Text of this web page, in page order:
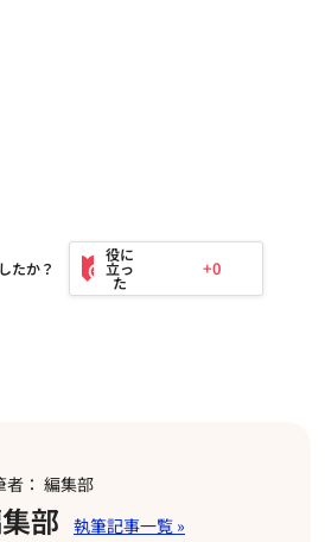
たか？ +0
者： 編集部
部